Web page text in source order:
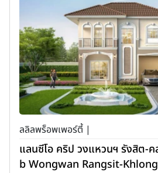
ลลิลพร็อพเพอร์ตี้ |
แลนซีโอ คริป วงแหวนฯ รังสิต-
b Wongwan Rangsit-